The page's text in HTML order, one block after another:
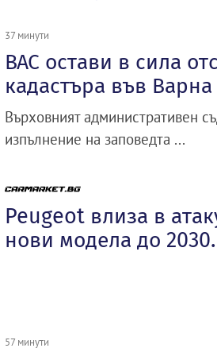
37 минути
ВАС остави в сила
кадастъра във
Върховният административен
изпълнение на заповедта ...
Peugeot влиза в
нови модела до 2030.
57 минути